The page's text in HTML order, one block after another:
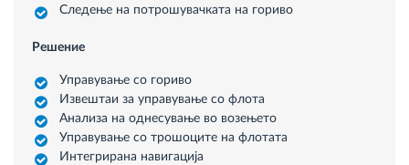
Следење на потрошувачката на гориво
Решение
Управување со гориво
Извештаи за управување со флота
Анализа на однесување во возењето
Управување со трошоците на флотата
Интегрирана навигација